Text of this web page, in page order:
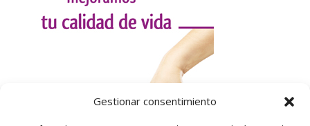
Gestionar consentimiento